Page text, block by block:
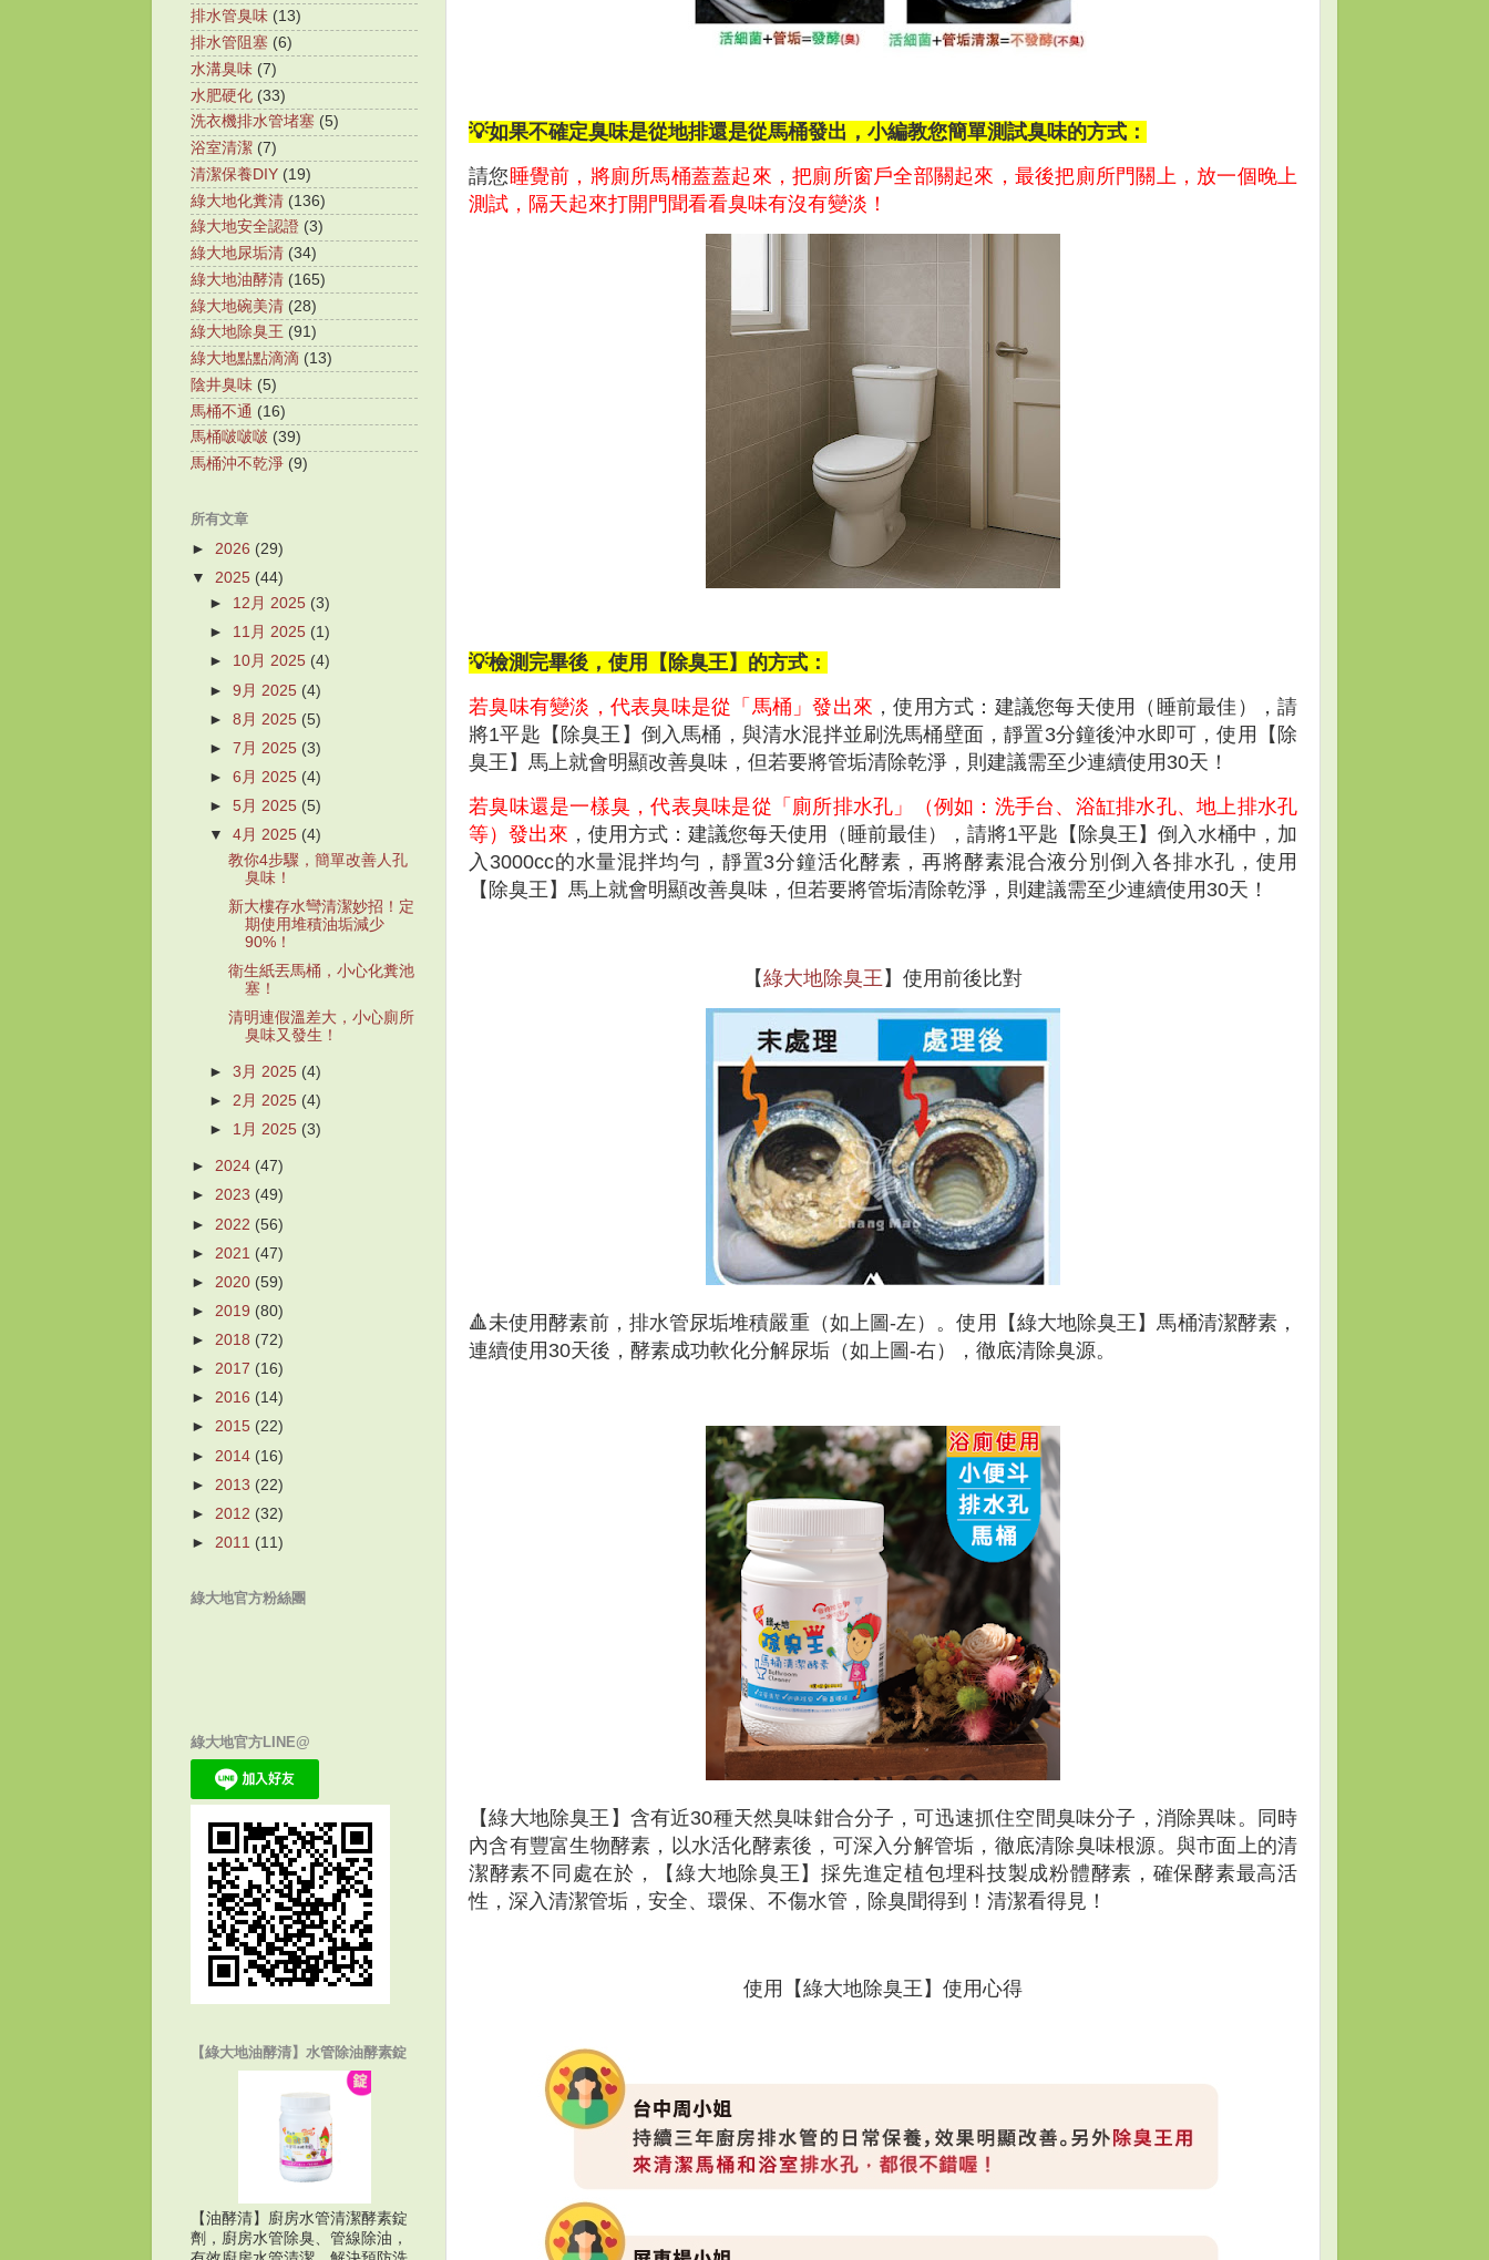
💡如果不確定臭味是從地排還是從馬桶發出，小編教您簡單測試臭味的方式：
請您睡覺前，將廁所馬桶蓋蓋起來，把廁所窗戶全部關起來，最後把廁所門關上，放一個晚上
測試，隔天起來打開門聞看看臭味有沒有變淡！
💡檢測完畢後，使用【除臭王】的方式：
若臭味有變淡，代表臭味是從「馬桶」發出來 ，使用方式：建議您每天使用（睡前最佳），請
將1平匙【除臭王】倒入馬桶，與清水混拌並刷洗馬桶壁面，靜置3分鐘後沖水即可，使用【除
臭王】馬上就會明顯改善臭味，但若要將管垢清除乾淨，則建議需至少連續使用30天！
若臭味還是一樣臭，代表臭味是從「廁所排水孔」（例如：洗手台、浴缸排水孔、地上排水孔
等）發出來 ，使用方式：建議您每天使用（睡前最佳），請將1平匙【除臭王】倒入水桶中，加
入3000cc的水量混拌均勻，靜置3分鐘活化酵素，再將酵素混合液分別倒入各排水孔，使用
【除臭王】馬上就會明顯改善臭味，但若要將管垢清除乾淨，則建議需至少連續使用30天！
【綠大地除臭王 】使用前後比對
🔺未使用酵素前，排水管尿垢堆積嚴重（如上圖-左）。使用【綠大地除臭王】馬桶清潔酵素，
連續使用30天後，酵素成功軟化分解尿垢（如上圖-右），徹底清除臭源。
​【綠大地除臭王】含有近30種天然臭味鉗合分子，可迅速抓住空間臭味分子，消除異味。同時
內含有豐富生物酵素，以水活化酵素後，可深入分解管垢，徹底清除臭味根源。與市面上的清
潔酵素不同處在於，【綠大地除臭王】採先進定植包埋科技製成粉體酵素，確保酵素最高活
性，深入清潔管垢，安全、環保、不傷水管，除臭聞得到！清潔看得見！
使用【綠大地除臭王】使用心得
排水管臭味 (13)
排水管阻塞 (6)
水溝臭味 (7)
水肥硬化 (33)
洗衣機排水管堵塞 (5)
浴室清潔 (7)
清潔保養DIY (19)
綠大地化糞清 (136)
綠大地安全認證 (3)
綠大地尿垢清 (34)
綠大地油酵清 (165)
綠大地碗美清 (28)
綠大地除臭王 (91)
綠大地點點滴滴 (13)
陰井臭味 (5)
馬桶不通 (16)
馬桶啵啵啵 (39)
馬桶沖不乾淨 (9)
所有文章
► 2026 (29)
▼ 2025 (44)
► 12月 2025 (3)
► 11月 2025 (1)
► 10月 2025 (4)
►9月 2025 (4)
►8月 2025 (5)
►7月 2025 (3)
►6月 2025 (4)
►5月 2025 (5)
▼4月 2025 (4)
教你4步驟，簡單改善人孔
臭味！
新大樓存水彎清潔妙招！定
期使用堆積油垢減少
90%！
衛生紙丟馬桶，小心化糞池
塞！
清明連假溫差大，小心廁所
臭味又發生！
►3月 2025 (4)
►2月 2025 (4)
► 1月 2025 (3)
► 2024 (47)
► 2023 (49)
► 2022 (56)
► 2021 (47)
► 2020 (59)
► 2019 (80)
► 2018 (72)
► 2017 (16)
► 2016 (14)
► 2015 (22)
► 2014 (16)
► 2013 (22)
► 2012 (32)
► 2011 (11)
綠大地官方粉絲團
綠大地官方LINE@
【綠大地油酵清】水管除油酵素錠
【油酵清】廚房水管清潔酵素錠
劑，廚房水管除臭、管線除油，